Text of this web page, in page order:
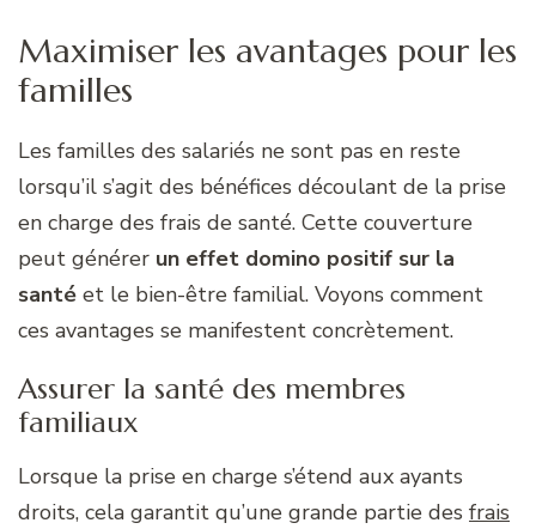
Maximiser les avantages pour les
familles
Les familles des salariés ne sont pas en reste
lorsqu’il s’agit des bénéfices découlant de la prise
en charge des frais de santé. Cette couverture
peut générer un effet domino positif sur la
santé et le bien-être familial. Voyons comment
ces avantages se manifestent concrètement.
Assurer la santé des membres
familiaux
Lorsque la prise en charge s’étend aux ayants
droits, cela garantit qu’une grande partie des frais